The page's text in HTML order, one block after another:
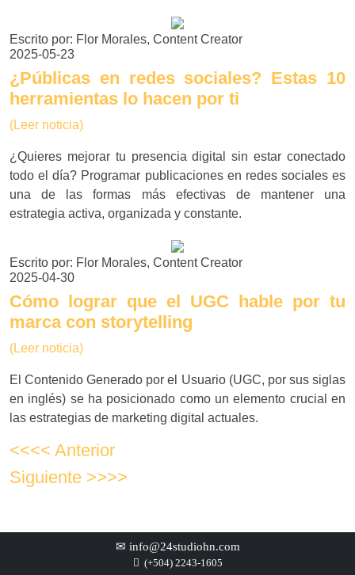
Escrito por: Flor Morales, Content Creator
2025-05-23
¿Públicas en redes sociales? Estas 10
herramientas lo hacen por ti
(Leer noticia)
¿Quieres mejorar tu presencia digital sin estar conectado
todo el día? Programar publicaciones en redes sociales es
una de las formas más efectivas de mantener una
estrategia activa, organizada y constante.
Escrito por: Flor Morales, Content Creator
2025-04-30
Cómo lograr que el UGC hable por tu
marca con storytelling
(Leer noticia)
El Contenido Generado por el Usuario (UGC, por sus siglas
en inglés) se ha posicionado como un elemento crucial en
las estrategias de marketing digital actuales.
<<<< Anterior
Siguiente >>>>
✉ info@24studiohn.com
 (+504) 2243-1605